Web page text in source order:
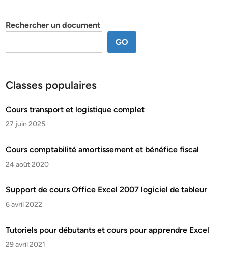
Rechercher un document
GO
Classes populaires
Cours transport et logistique complet
27 juin 2025
Cours comptabilité amortissement et bénéfice fiscal
24 août 2020
Support de cours Office Excel 2007 logiciel de tableur
6 avril 2022
Tutoriels pour débutants et cours pour apprendre Excel
29 avril 2021